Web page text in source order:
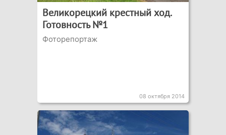
Великорецкий крестный ход.
Готовность №1
Фоторепортаж
08 октября 2014